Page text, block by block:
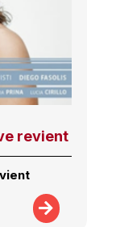
revient